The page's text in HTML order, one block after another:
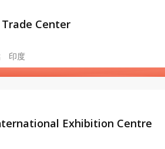
Center
印度
Exhibition Centre